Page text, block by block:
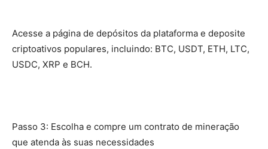
Acesse a página de depósitos da plataforma e deposite
criptoativos populares, incluindo: BTC, USDT, ETH, LTC,
USDC, XRP e BCH.
Passo 3: Escolha e compre um contrato de mineração
que atenda às suas necessidades